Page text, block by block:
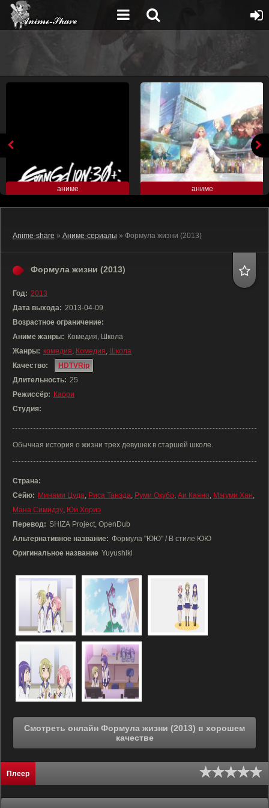
аниме аниме
Anime-share » Аниме-сериалы » Формула жизни (2013)
Формула жизни (2013)
Год: 2013
Дата выхода: 2013-04-09
Возрастное ограничение:
Аниме жанры: Комедия, Школа
Жанры: комедия, Комедия, Школа
Качество:
HDTVRip
Длительность: 25
Режиссёр: Каори
Студия:
Обычная история о жизни трех девушек в старшей школе.
Страна:
Сейю: Минами Цуда, Риса Танэда, Руми Окубо, Аи Каяно, Мэгуми Хан,
Мана Симидзу, Юи Хориэ
Перевод: SHIZA Project, OpenDub
Альтернативное название: Формула "ЮЮ" / В стиле ЮЮ
Оригинальное название Yuyushiki
Смотреть онлайн Формула жизни (2013) в хорошем
качестве
Плеер